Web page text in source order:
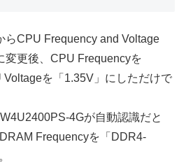
らCPU Frequency and Voltage
変更後、CPU Frequencyを
Voltageを「1.35V」にしただけで
4Gが自動認識だと
Frequencyを「DDR4-